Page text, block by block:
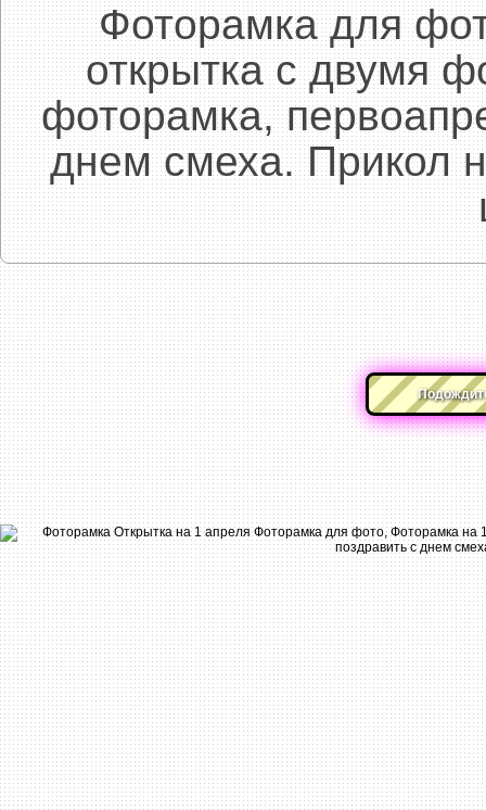
Фоторамка для
открытка с двумя
фоторамка,
днем смеха. Прикол